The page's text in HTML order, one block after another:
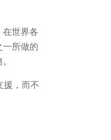
世界各
所做的
援，而不